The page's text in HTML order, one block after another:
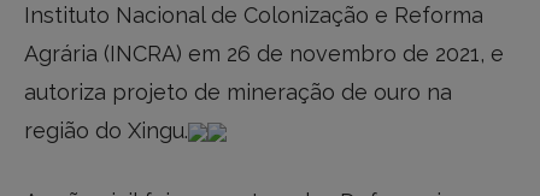
Instituto Nacional de Colonização e Reforma
Agrária (INCRA) em 26 de novembro de 2021, e
autoriza projeto de mineração de ouro na
região do Xingu.